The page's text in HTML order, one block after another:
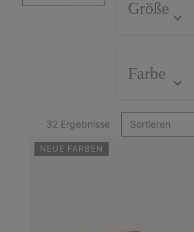
Größe
Farbe
32 Ergebnisse Sortieren
NEUE FARBEN